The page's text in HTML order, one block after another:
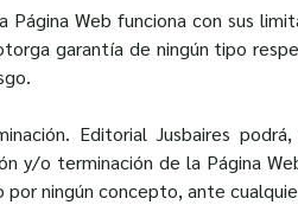
Página Web funciona con sus
garantía de ningún tipo
Editorial Jusbaires
y/o terminación de la Página
ningún concepto, ante